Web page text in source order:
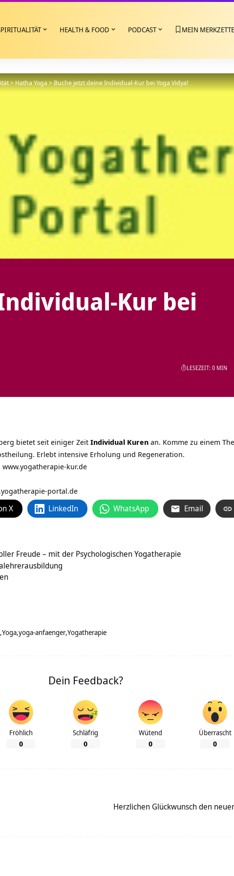
HEALTH & FOOD PODCAST MEIN
>Hatha Yoga>Buche jetzt deine Individual-Kur bei Yoga Vidya!
Kur bei
LESEZEIT: 0 MIN
bietet seit einiger ZeitIndividual Kuren an. Komme zu einem
Erlebt intensive Erholung und Regeneration.
kur.de
portal.de
X LinkedIn WhatsApp Email
Freude – mit der Psychologischen Yogatherapie
Yoga yoga-anfaenger Yogatherapie
Dein Feedback?
Fröhlich
0
Schläfrig
0
Wütend
0
Überrascht
0
Herzlichen Glückwunsch den